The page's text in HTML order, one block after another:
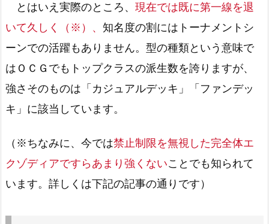
とはいえ実際のところ、 現在では既に第一線を退
いて久しく（※）、 知名度の割にはトーナメントシ
ーンでの活躍もありません。型の種類という意味で
はＯＣＧでもトップクラスの派生数を誇りますが、
強さそのものは「カジュアルデッキ」「ファンデッ
キ」に該当しています。
（※ちなみに、今では禁止制限を無視した完全体エ
クゾディアですらあまり強くないことでも知られて
います。詳しくは下記の記事の通りです）